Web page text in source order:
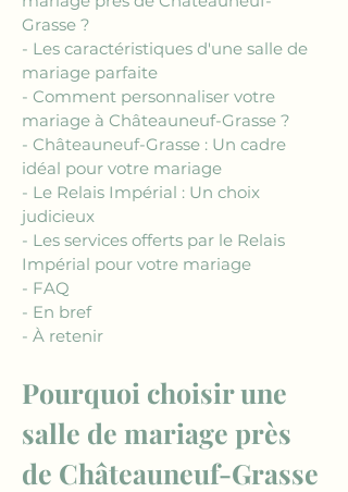
Grasse ?
- Les caractéristiques d'une salle de
mariage parfaite
- Comment personnaliser votre
mariage à Châteauneuf-Grasse ?
- Châteauneuf-Grasse : Un cadre
idéal pour votre mariage
- Le Relais Impérial : Un choix
judicieux
- Les services offerts par le Relais
Impérial pour votre mariage
- FAQ
- En bref
- À retenir
Pourquoi choisir une
salle de mariage près
de Châteauneuf-Grasse